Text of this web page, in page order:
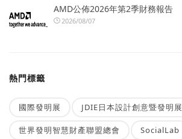
AMD公佈2026年第2季財務報告
2026/08/07
熱門標籤
國際發明展 JDIE日本設計創意暨發明展
世界發明智慧財產聯盟總會 SocialLab